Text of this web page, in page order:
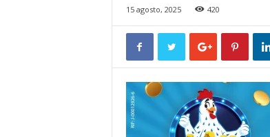
15 agosto, 2025 420